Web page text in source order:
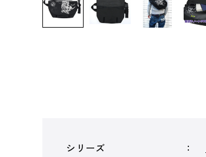
シリーズ